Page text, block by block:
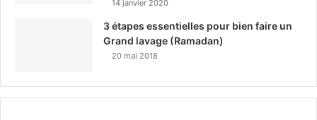
14 janvier 2020
3 étapes essentielles pour bien faire un
Grand lavage (Ramadan)
20 mai 2018